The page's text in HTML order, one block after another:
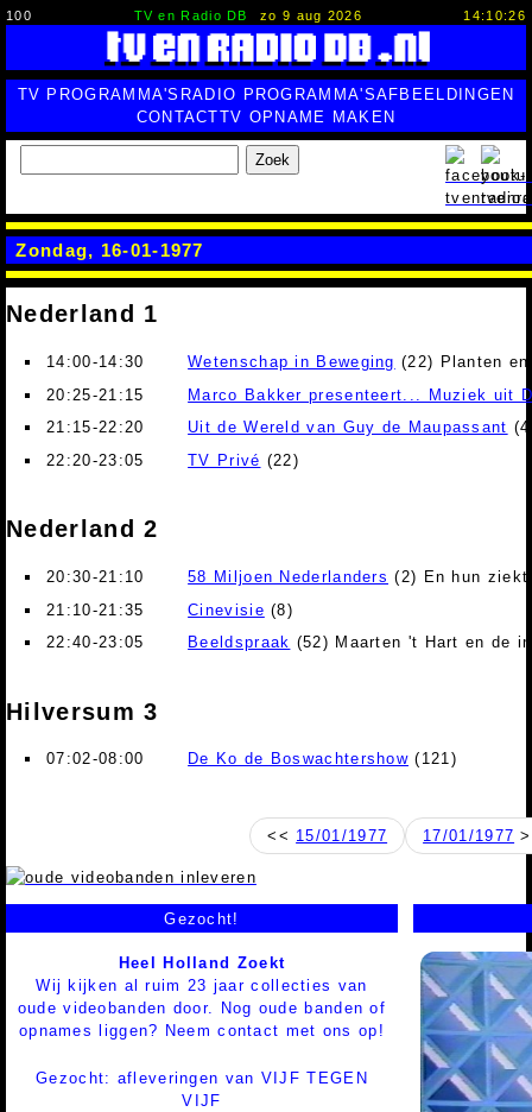
100 TV en Radio DB zo 9 aug 2026 14:10:27
TV PROGRAMMA'S RADIO PROGRAMMA'SAFBEELDINGEN
CONTACTTV OPNAME MAKEN
Zoek
Zondag, 16-01-1977
Nederland 1
14:00-14:30 Wetenschap in Beweging (22) Planten
20:25-21:15
Marco Bakker presenteert... Muziek uit
21:15-22:20
Uit de Wereld van Guy de Maupassant
22:20-23:05
TV Privé (22)
Nederland 2
20:30-21:10 58 Miljoen Nederlanders (2) En hun
21:10-21:35
Cinevisie (8)
22:40-23:05
Beeldspraak (52) Maarten 't Hart en de
Hilversum 3
07:02-08:00 De Ko de Boswachtershow (121)
<< 15/01/1977 17/01/1977
Gezocht!
Heel Holland Zoekt
Wij kijken al ruim 23 jaar collecties van
oude videobanden door. Nog oude banden of
opnames liggen? Neem contact met ons op!
Gezocht: afleveringen van VIJF TEGEN
VIJF